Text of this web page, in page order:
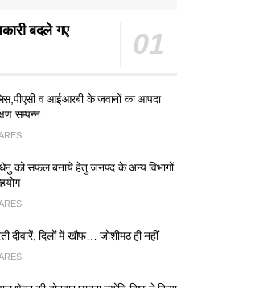
बदले गए
व आईआरबी के जवानों का आपदा
सम्पन्न
को सफल बनाये हेतु जनपद के अन्य विभागों
दीवारें, दिलों में खौफ… जोशीमठ ही नहीं